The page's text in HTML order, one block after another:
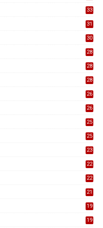
33
31
30
28
28
28
26
26
25
25
23
22
22
21
19
19